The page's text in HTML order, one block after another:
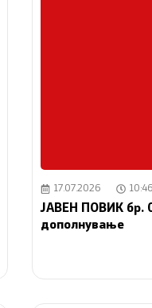
17.07.2026 10:46
ЈАВЕН ПОВИК бр.
дополнување